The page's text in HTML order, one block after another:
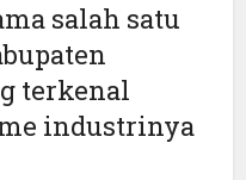
salah satu
terkenal
industrinya